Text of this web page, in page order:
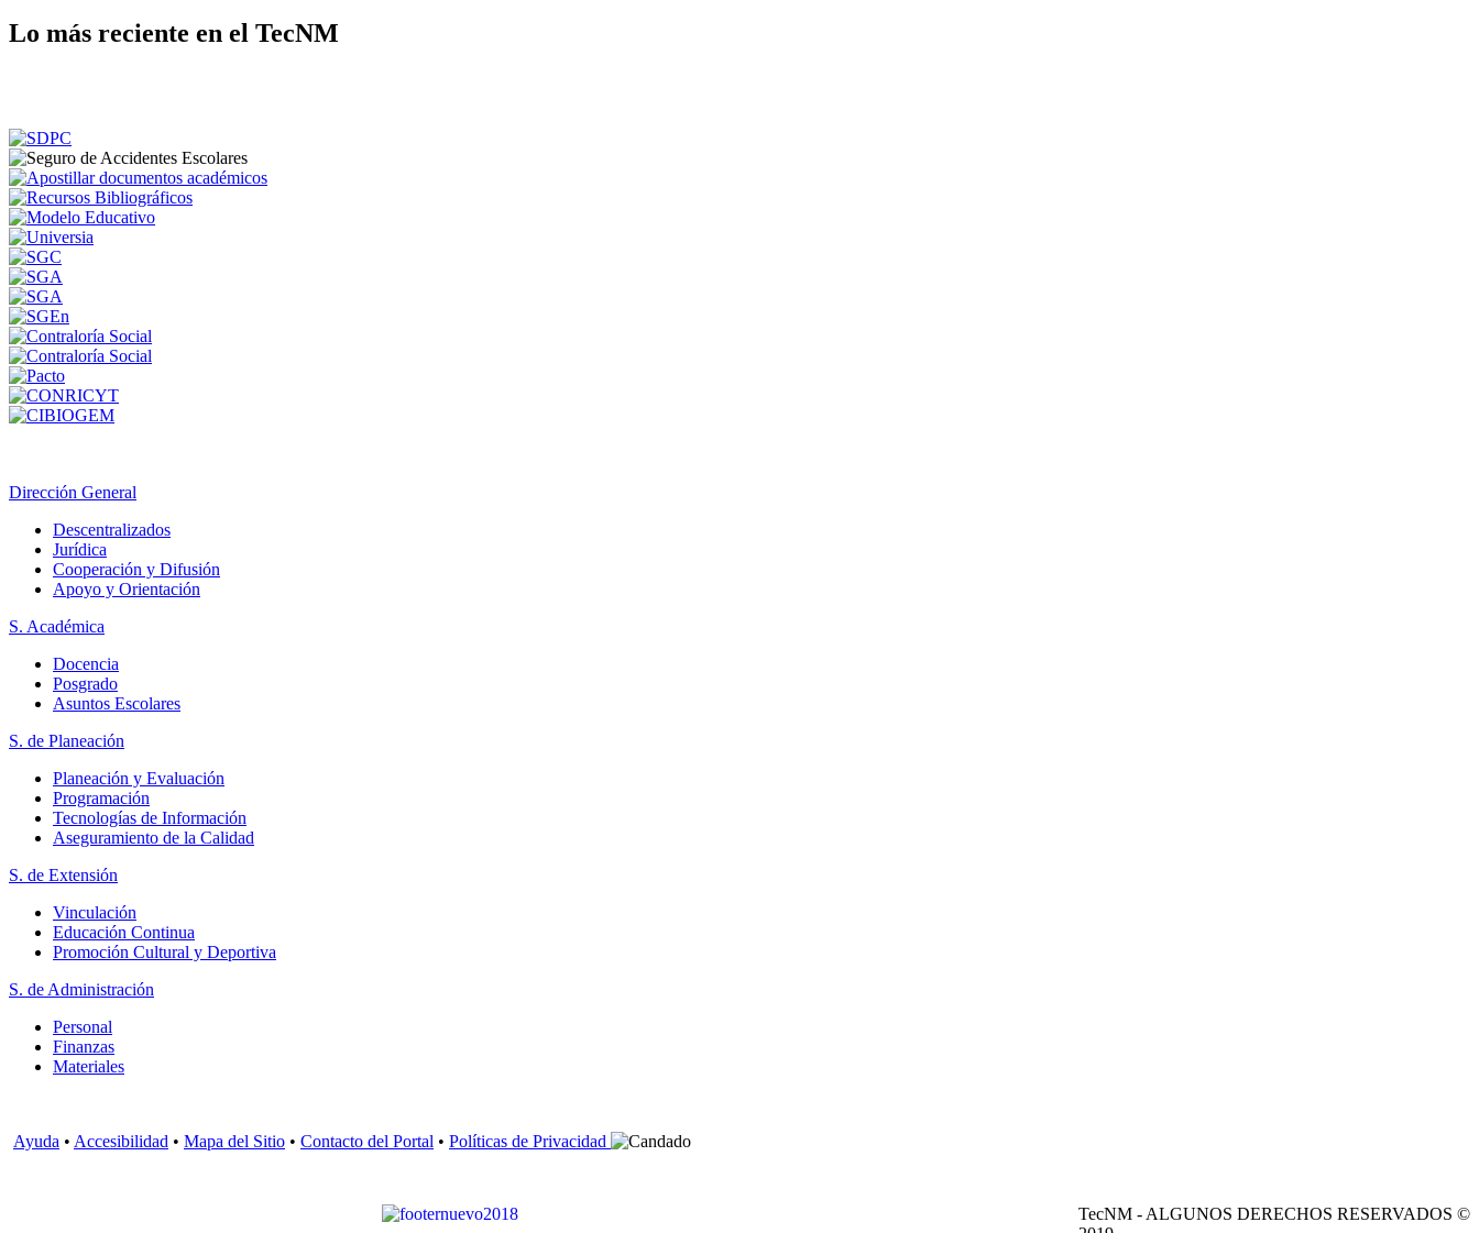
Lo más reciente en el TecNM
Dirección General
Descentralizados
Jurídica
Cooperación y Difusión
Apoyo y Orientación
S. Académica
Docencia
Posgrado
Asuntos Escolares
S. de Planeación
Planeación y Evaluación
Programación
Tecnologías de Información
Aseguramiento de la Calidad
S. de Extensión
Vinculación
Educación Continua
Promoción Cultural y Deportiva
S. de Administración
Personal
Finanzas
Materiales
Ayuda • Accesibilidad • Mapa del Sitio • Contacto del Portal • Políticas de Privacidad
TecNM - ALGUNOS DERECHOS RESERVADOS ©